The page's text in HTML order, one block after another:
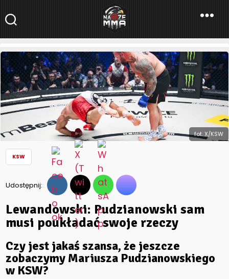
NaszeMMA
NaszeMMA.pl»Aktualności»Polskie MMA»KSW»Lewandowski:
Pudzianowski sam musi poukładać swoje rzeczy
fot. X/KSW
KSW
Udostępnij:
Lewandowski: Pudzianowski sam
musi poukładać swoje rzeczy
Czy jest jakaś szansa, że jeszcze
zobaczymy Mariusza Pudzianowskiego
w KSW?